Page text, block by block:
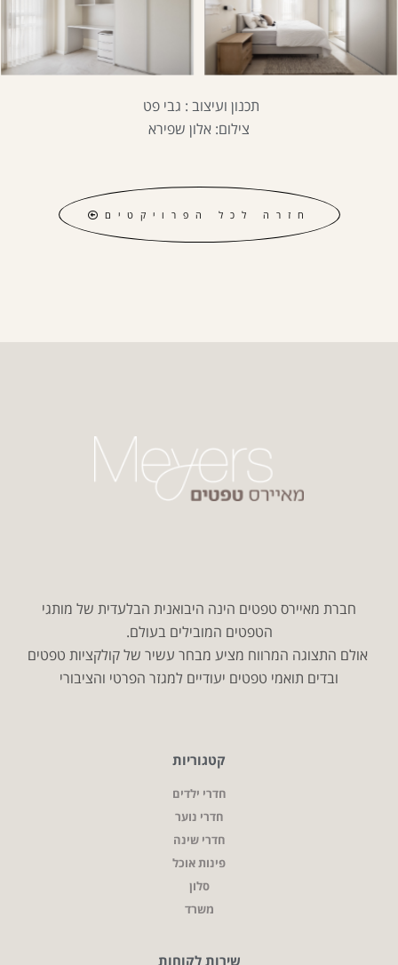
תכנון ועיצוב : גבי פט
צילום: אלון שפירא
חזרה לכל הפרויקטים
חברת מאיירס טפטים הינה היבואנית הבלעדית של מותגי
הטפטים המובילים בעולם.
אולם התצוגה המרווח מציע מבחר עשיר של קולקציות טפטים
ובדים תואמי טפטים יעודיים למגזר הפרטי והציבורי
קטגוריות
חדרי ילדים
חדרי נוער
חדרי שינה
פינות אוכל
סלון
משרד
שירות לקוחות